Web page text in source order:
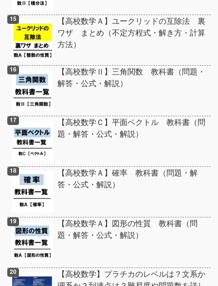
【高校数学Ａ】ユークリッドの互除法 裏
ワザ まとめ（不定方程式・解き方・計算
方法）
【高校数学Ⅱ】三角関数 教科書（問題・
解答・公式・解説）
【高校数学Ｃ】平面ベクトル 教科書（問
題・解答・公式・解説）
【高校数学Ａ】確率 教科書（問題・解
答・公式・解説）
【高校数学Ａ】図形の性質 教科書（問
題・解答・公式・解説）
【高校数学】プラチカのレベルは？文系か